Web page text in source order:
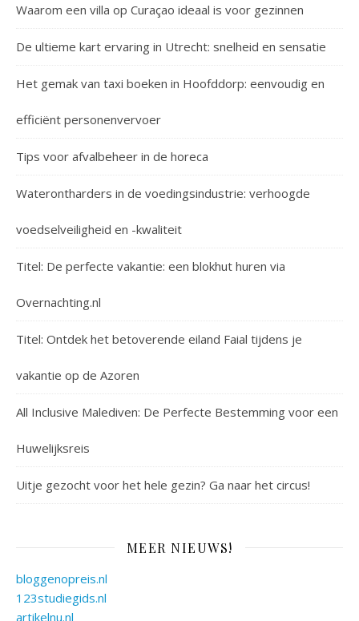
Waarom een villa op Curaçao ideaal is voor gezinnen
De ultieme kart ervaring in Utrecht: snelheid en sensatie
Het gemak van taxi boeken in Hoofddorp: eenvoudig en
efficiënt personenvervoer
Tips voor afvalbeheer in de horeca
Waterontharders in de voedingsindustrie: verhoogde
voedselveiligheid en -kwaliteit
Titel: De perfecte vakantie: een blokhut huren via
Overnachting.nl
Titel: Ontdek het betoverende eiland Faial tijdens je
vakantie op de Azoren
All Inclusive Malediven: De Perfecte Bestemming voor een
Huwelijksreis
Uitje gezocht voor het hele gezin? Ga naar het circus!
MEER NIEUWS!
bloggenopreis.nl
123studiegids.nl
artikelnu.nl